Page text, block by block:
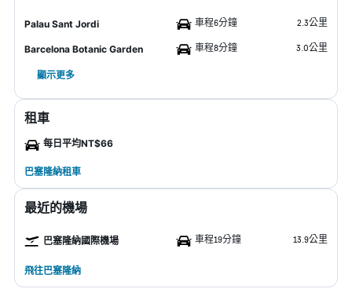
Palau Sant Jordi 車程6分鐘 2.3公里
Barcelona Botanic Garden 車程8分鐘 3.0公里
顯示更多
租車
每日平均NT$66
巴塞隆納租車
最近的機場
巴塞隆納國際機場 車程19分鐘 13.9公里
飛往巴塞隆納